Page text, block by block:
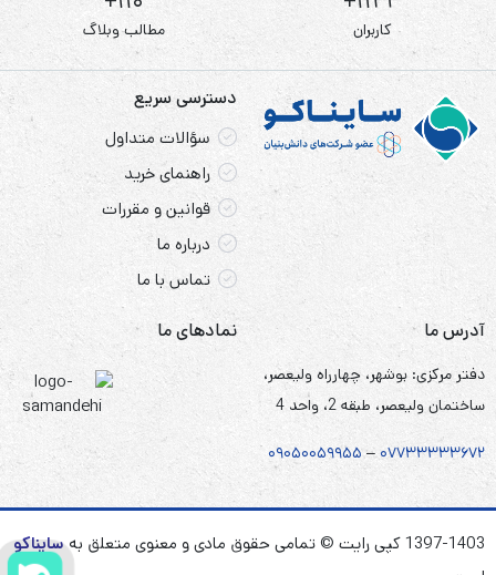
کاربران مطالب وبلاگ
دسترسی سریع
سؤالات متداول
راهنمای خرید
قوانین و مقررات
درباره ما
تماس با ما
آدرس ما
دفتر مرکزی: بوشهر، چهارراه ولیعصر،
ساختمان ولیعصر، طبقه 2، واحد 4
۰۷۷۳۳۳۳۳۶۷۲ – ۰۹۰۵۰۰۵۹۹۵۵
نمادهای ما
1397-1403 کپی رایت © تمامی حقوق مادی و معنوی متعلق به
سایناکو